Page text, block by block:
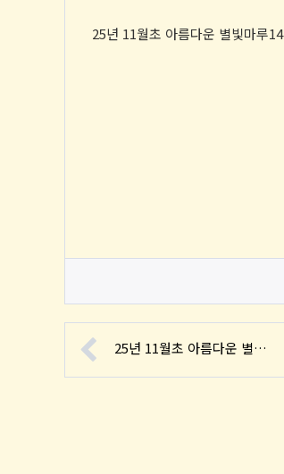
25년 11월초 아름다운 별빛마루14
25년 11월초 아름다운 별…